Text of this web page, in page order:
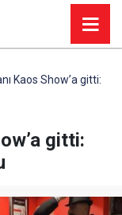
Kaos Show’a gitti:
gitti: